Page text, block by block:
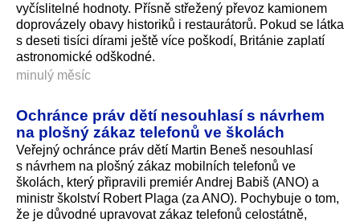
vyčíslitelné hodnoty. Přísně střežený převoz kamionem
doprovázely obavy historiků i restaurátorů. Pokud se látka
s deseti tisíci dírami ještě více poškodí, Británie zaplatí
astronomické odškodné.
minulý měsíc
Ochránce práv dětí nesouhlasí s návrhem
na plošný zákaz telefonů ve školách
Veřejný ochránce práv dětí Martin Beneš nesouhlasí
s návrhem na plošný zákaz mobilních telefonů ve
školách, který připravili premiér Andrej Babiš (ANO) a
ministr školství Robert Plaga (za ANO). Pochybuje o tom,
že je důvodné upravovat zákaz telefonů celostátně,